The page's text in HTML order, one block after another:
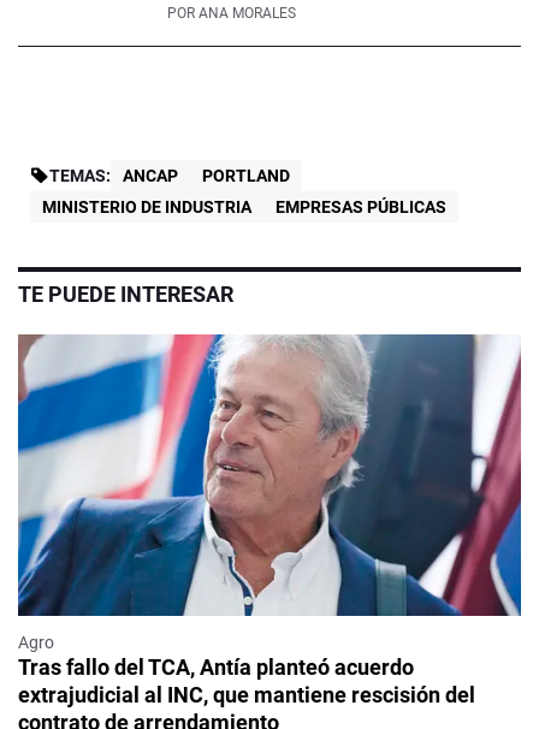
POR ANA MORALES
TEMAS: ANCAP
PORTLAND
MINISTERIO DE INDUSTRIA
EMPRESAS PÚBLICAS
TE PUEDE INTERESAR
Agro
Tras fallo del TCA, Antía planteó acuerdo
extrajudicial al INC, que mantiene rescisión del
contrato de arrendamiento